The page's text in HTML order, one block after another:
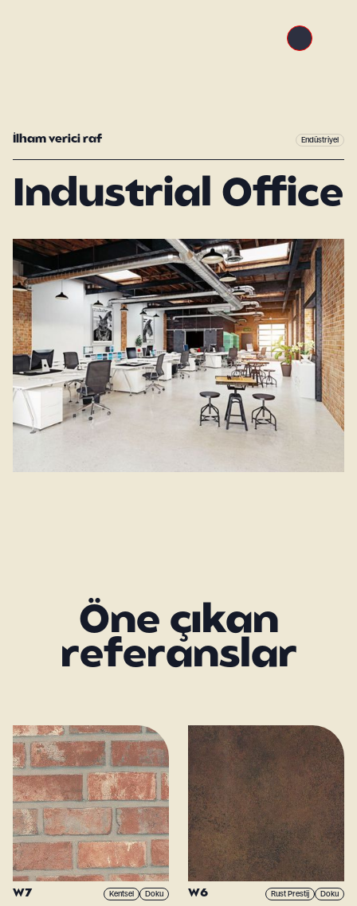
İlham verici raf Endüstriyel
Industrial Office
Öne çıkan
referanslar
W7 Kentsel Doku W6 Rust Prestij Doku